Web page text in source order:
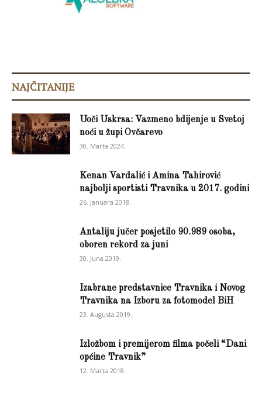
NAJČITANIJE
Uoči Uskrsa: Vazmeno bdijenje u Svetoj
noći u župi Ovčarevo
30. Marta 2024.
Kenan Vardalić i Amina Tahirović
najbolji sportisti Travnika u 2017. godini
26. Januara 2018.
Antaliju jučer posjetilo 90.989 osoba,
oboren rekord za juni
30. Juna 2019.
Izabrane predstavnice Travnika i Novog
Travnika na Izboru za fotomodel BiH
23. Augusta 2019.
Izložbom i premijerom filma počeli “Dani
općine Travnik”
12. Marta 2018.